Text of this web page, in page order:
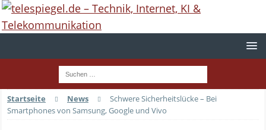
Startseite News
Schwere Sicherheitslücke – Bei
Smartphones von Samsung, Google und Vivo